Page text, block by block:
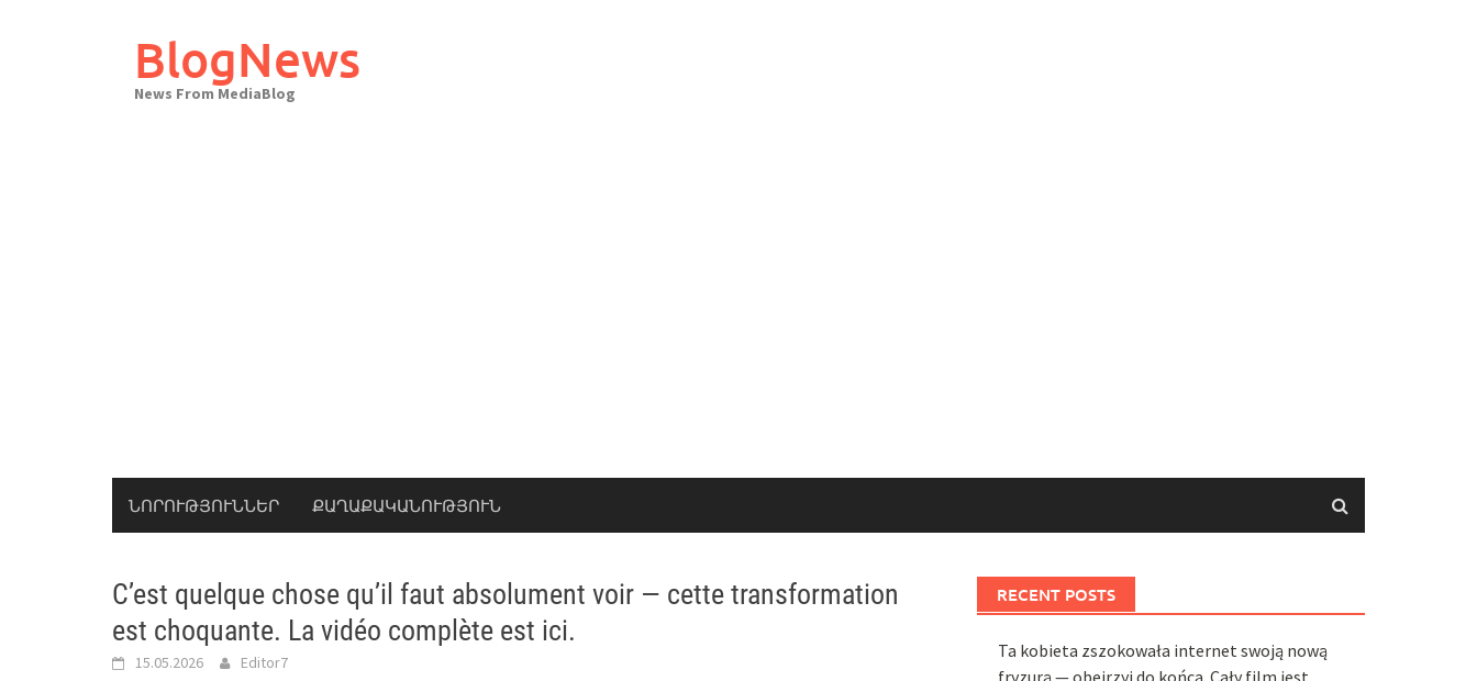
BlogNews
News From MediaBlog
ՆՈՐՈՒԹՅՈՒՆՆԵՐ ՔԱՂԱՔԱԿԱՆՈՒԹՅՈՒՆ
C’est quelque chose qu’il faut absolument voir — cette transformation
est choquante. La vidéo complète est ici.
15.05.2026 Editor7
RECENT POSTS
Ta kobieta zszokowała internet swoją nową
fryzurą — obejrzyj do końca. Cały film jest